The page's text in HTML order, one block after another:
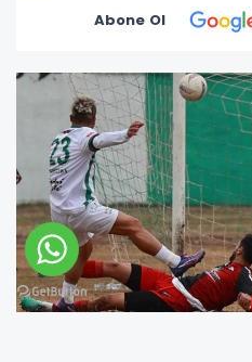
Abone Ol